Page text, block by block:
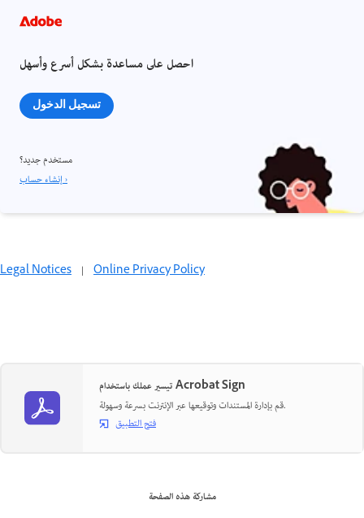
احصل على مساعدة بشكل أسرع وأسهل
تسجيل الدخول
مستخدم جديد؟
إنشاء حساب ›
Legal Notices | Online Privacy Policy
تيسير عملك باستخدام Acrobat Sign
قم بإدارة المستندات وتوقيعها عبر الإنترنت بسرعة وسهولة.
فتح التطبيق
مشاركة هذه الصفحة